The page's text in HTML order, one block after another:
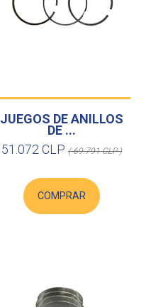
JUEGOS DE ANILLOS
DE ...
51.072 CLP ( 69.791 CLP )
COMPRAR